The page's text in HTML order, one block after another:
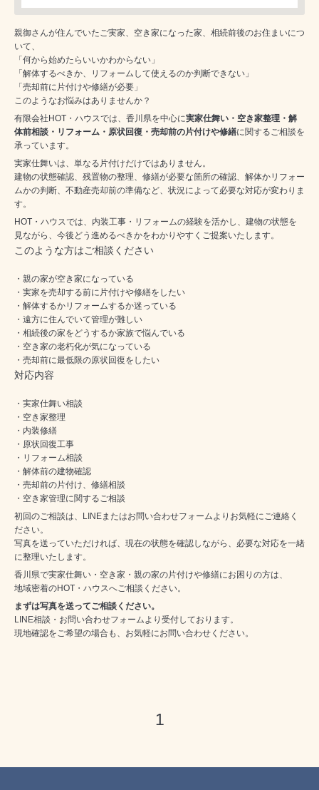
親御さんが住んでいたご実家、空き家になった家、相続前後のお住まいにつ
いて、
「何から始めたらいいかわからない」
「解体するべきか、リフォームして使えるのか判断できない」
「売却前に片付けや修繕が必要」
このようなお悩みはありませんか？
有限会社HOT・ハウスでは、香川県を中心に実家仕舞い・空き家整理・解
体前相談・リフォーム・原状回復・売却前の片付けや修繕に関するご相談を
承っています。
実家仕舞いは、単なる片付けだけではありません。
建物の状態確認、残置物の整理、修繕が必要な箇所の確認、解体かリフォー
ムかの判断、不動産売却前の準備など、状況によって必要な対応が変わりま
す。
HOT・ハウスでは、内装工事・リフォームの経験を活かし、建物の状態を
見ながら、今後どう進めるべきかをわかりやすくご提案いたします。
このような方はご相談ください
・親の家が空き家になっている
・実家を売却する前に片付けや修繕をしたい
・解体するかリフォームするか迷っている
・遠方に住んでいて管理が難しい
・相続後の家をどうするか家族で悩んでいる
・空き家の老朽化が気になっている
・売却前に最低限の原状回復をしたい
対応内容
・実家仕舞い相談
・空き家整理
・内装修繕
・原状回復工事
・リフォーム相談
・解体前の建物確認
・売却前の片付け、修繕相談
・空き家管理に関するご相談
初回のご相談は、LINEまたはお問い合わせフォームよりお気軽にご連絡く
ださい。
写真を送っていただければ、現在の状態を確認しながら、必要な対応を一緒
に整理いたします。
香川県で実家仕舞い・空き家・親の家の片付けや修繕にお困りの方は、
地域密着のHOT・ハウスへご相談ください。
まずは写真を送ってご相談ください。
LINE相談・お問い合わせフォームより受付しております。
現地確認をご希望の場合も、お気軽にお問い合わせください。
1